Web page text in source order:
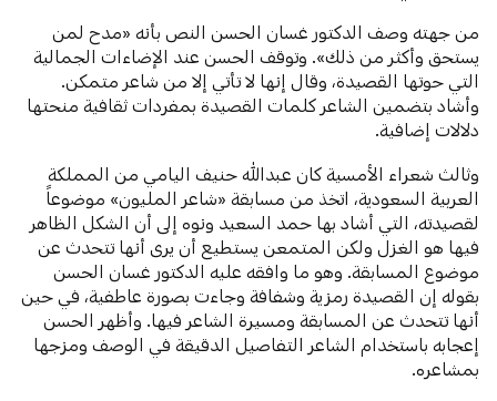
من جهته وصف الدكتور غسان الحسن النص بأنه «مدح لمن
يستحق وأكثر من ذلك». وتوقف الحسن عند الإضاءات الجمالية
التي حوتها القصيدة، وقال إنها لا تأتي إلا من شاعر متمكن.
وأشاد بتضمين الشاعر كلمات القصيدة بمفردات ثقافية منحتها
دلالات إضافية.
وثالث شعراء الأمسية كان عبدالله حنيف اليامي من المملكة
العربية السعودية، اتخذ من مسابقة «شاعر المليون» موضوعاً
لقصيدته، التي أشاد بها حمد السعيد ونوه إلى أن الشكل الظاهر
فيها هو الغزل ولكن المتمعن يستطيع أن يرى أنها تتحدث عن
موضوع المسابقة. وهو ما وافقه عليه الدكتور غسان الحسن
بقوله إن القصيدة رمزية وشفافة وجاءت بصورة عاطفية، في حين
أنها تتحدث عن المسابقة ومسيرة الشاعر فيها. وأظهر الحسن
إعجابه باستخدام الشاعر التفاصيل الدقيقة في الوصف ومزجها
بمشاعره.